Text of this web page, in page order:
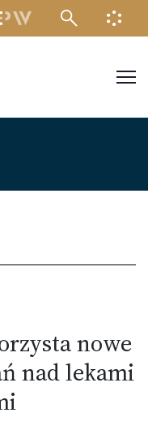
nowe
nad lekami